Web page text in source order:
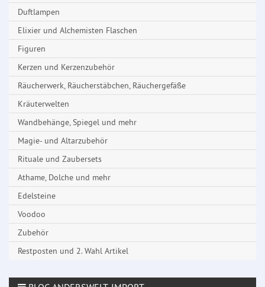
Duftlampen
Elixier und Alchemisten Flaschen
Figuren
Kerzen und Kerzenzubehör
Räucherwerk, Räucherstäbchen, Räuchergefäße
Kräuterwelten
Wandbehänge, Spiegel und mehr
Magie- und Altarzubehör
Rituale und Zaubersets
Athame, Dolche und mehr
Edelsteine
Voodoo
Zubehör
Restposten und 2. Wahl Artikel